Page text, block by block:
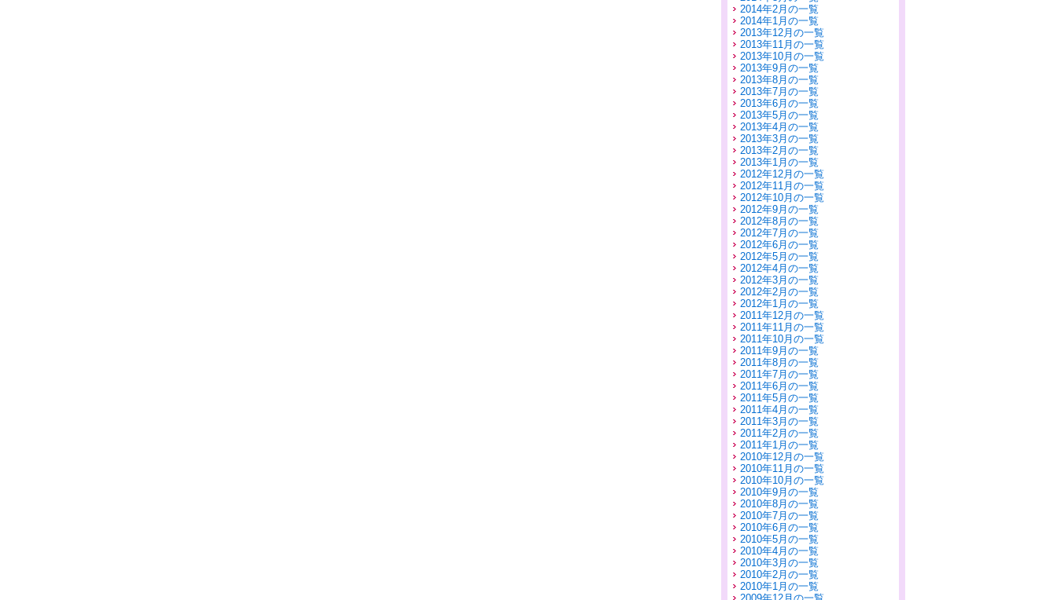
2014年2月の一覧
2014年1月の一覧
2013年12月の一覧
2013年11月の一覧
2013年10月の一覧
2013年9月の一覧
2013年8月の一覧
2013年7月の一覧
2013年6月の一覧
2013年5月の一覧
2013年4月の一覧
2013年3月の一覧
2013年2月の一覧
2013年1月の一覧
2012年12月の一覧
2012年11月の一覧
2012年10月の一覧
2012年9月の一覧
2012年8月の一覧
2012年7月の一覧
2012年6月の一覧
2012年5月の一覧
2012年4月の一覧
2012年3月の一覧
2012年2月の一覧
2012年1月の一覧
2011年12月の一覧
2011年11月の一覧
2011年10月の一覧
2011年9月の一覧
2011年8月の一覧
2011年7月の一覧
2011年6月の一覧
2011年5月の一覧
2011年4月の一覧
2011年3月の一覧
2011年2月の一覧
2011年1月の一覧
2010年12月の一覧
2010年11月の一覧
2010年10月の一覧
2010年9月の一覧
2010年8月の一覧
2010年7月の一覧
2010年6月の一覧
2010年5月の一覧
2010年4月の一覧
2010年3月の一覧
2010年2月の一覧
2010年1月の一覧